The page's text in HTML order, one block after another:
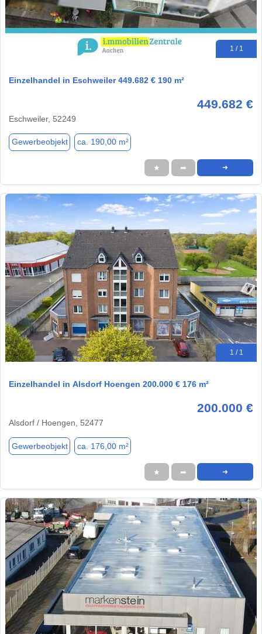
1 / 1
Einzelhandel in Eschweiler 449.682 € 190 m²
449.682 €
Eschweiler, 52249
Gewerbeobjekt ca. 190,00 m²
★ ➦ ➜
1 / 1
Einzelhandel in Alsdorf Hoengen 200.000 € 176 m²
200.000 €
Alsdorf / Hoengen, 52477
Gewerbeobjekt ca. 176,00 m²
★ ➦ ➜